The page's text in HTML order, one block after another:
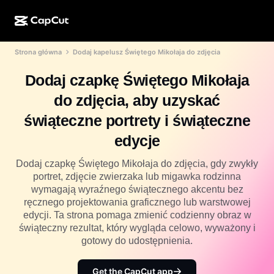
CapCut online
CapCut Pad
Aplikacja mobilna CapCut
Dreamina AI
Pippit AI
Kreator AI
Projekt AI
Generator obrazów AI
Ulepszanie obrazów AI
Dreamina Seedance 2.5
Nano Banana Pro
Gemini Omni
Funkcje
Narzędzia AI
Edytor i generator filmów
Edytor i generator obrazów
Generator i edytor głosów
Więcej
Przypadki użycia
Media społecznościowe
Świąteczne szablony
Więcej
Szablony kalendarzy
Szablony na rocznicę
Szablony efektów
Informacje
Społeczność
Inicjatywy
Program pionierów
Kreatywny program dla partnerów
Kreatywny kampus CapCut
Strona główna Dodaj kapelusz Świętego Mikołaja do zdjęcia
Dodaj czapkę Świętego Mikołaja
do zdjęcia, aby uzyskać
świąteczne portrety i świąteczne
edycje
Dodaj czapkę Świętego Mikołaja do zdjęcia, gdy zwykły
portret, zdjęcie zwierzaka lub migawka rodzinna
wymagają wyraźnego świątecznego akcentu bez
ręcznego projektowania graficznego lub warstwowej
edycji. Ta strona pomaga zmienić codzienny obraz w
świąteczny rezultat, który wygląda celowo, wyważony i
gotowy do udostępnienia.
Get the CapCut app